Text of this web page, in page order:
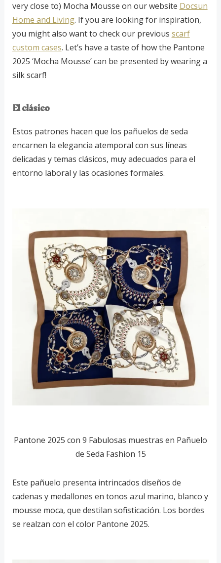
very close to) Mocha Mousse on our website Docsun
Home and Living. If you are looking for inspiration,
you might also want to check our previous scarf
custom cases. Let’s have a taste of how the Pantone
2025 ‘Mocha Mousse’ can be presented by wearing a
silk scarf!
El clásico
Estos patrones hacen que los pañuelos de seda
encarnen la elegancia atemporal con sus líneas
delicadas y temas clásicos, muy adecuados para el
entorno laboral y las ocasiones formales.
Pantone 2025 con 9 Fabulosas muestras en Pañuelo
de Seda Fashion 15
Este pañuelo presenta intrincados diseños de
cadenas y medallones en tonos azul marino, blanco y
mousse moca, que destilan sofisticación. Los bordes
se realzan con el color Pantone 2025.